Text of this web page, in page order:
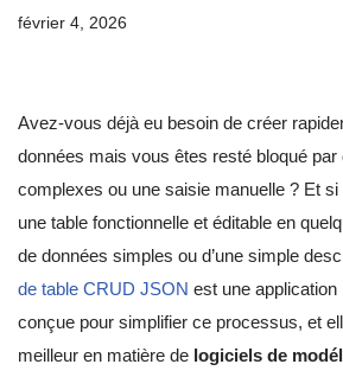
février 4, 2026
Avez-vous déjà eu besoin de créer
données mais vous êtes resté bloqué par
complexes ou une saisie manuelle ? Et
une table fonctionnelle et éditable en
de données simples ou d’une simple
de table CRUD JSON est une application
conçue pour simplifier ce processus, et
meilleur en matière de logiciels de